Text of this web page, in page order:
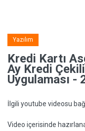
Yazılım
Kredi Kartı
Ay Kredi
Uygulaması -
İlgili youtube videosu
Video içerisinde